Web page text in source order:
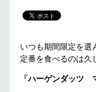
いつも期間限定を選
定番を食べるのは久
「ハーゲンダッツ